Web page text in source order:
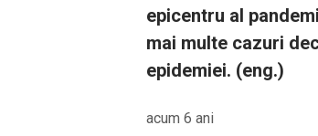
epicentru al
mai multe cazuri
epidemiei. (eng.)
acum 6 ani